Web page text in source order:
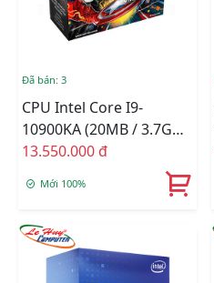
Đã bán: 3
CPU Intel Core I9-
10900KA (20MB / 3.7GHz
/ 10 Nhân 20 Luồng /
LGA 1200) Chính Hãng
13.550.000 đ
Mới 100%